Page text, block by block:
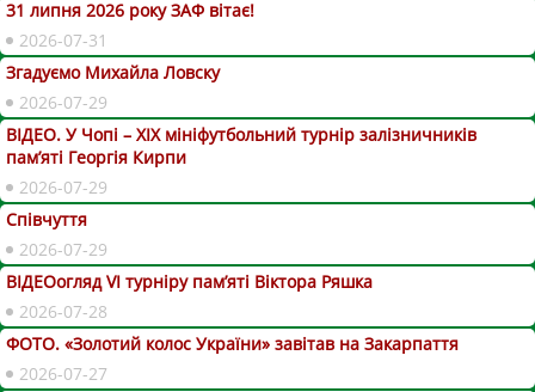
31 липня 2026 року ЗАФ вітає!
2026-07-31
Згадуємо Михайла Ловску
2026-07-29
ВІДЕО. У Чопі – ХІХ мініфутбольний турнір залізничників
пам’яті Георгія Кирпи
2026-07-29
Співчуття
2026-07-29
ВІДЕОогляд VІ турніру пам’яті Віктора Ряшка
2026-07-28
ФОТО. «Золотий колос України» завітав на Закарпаття
2026-07-27